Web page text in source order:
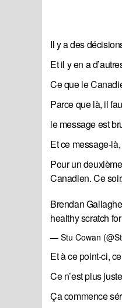
Il y a des
Et il y en a
Ce que le
Parce que là, il
le message est
Et ce message-
Pour un
Canadien. Ce
Brendan
healthy scratch
— Stu Cowan
Et à ce point-ci,
Ce n’est plus
Ça commence